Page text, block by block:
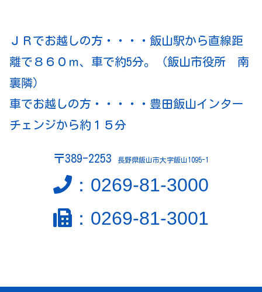
ＪＲでお越しの方・・・・飯山駅から直線距
離で８６０ｍ、車で約5分。（飯山市役所 南
裏隣）
車でお越しの方・・・・・豊田飯山インター
チェンジから約１５分
〒389-2253 長野県飯山市大字飯山1095-1
：0269-81-3000
：0269-81-3001